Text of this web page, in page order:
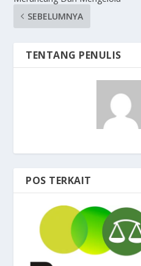
SEBELUMNYA
TENTANG PENULIS
POS TERKAIT